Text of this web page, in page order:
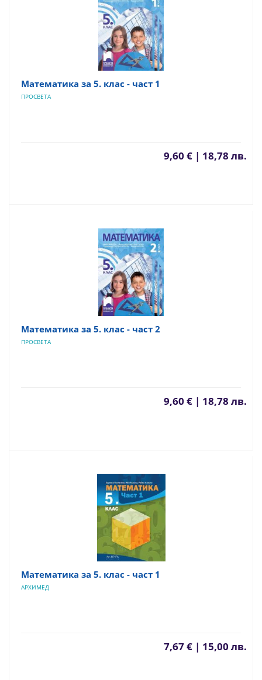
Математика за 5. клас - част 1
ПРОСВЕТА
9,60 € | 18,78 лв.
Математика за 5. клас - част 2
ПРОСВЕТА
9,60 € | 18,78 лв.
Математика за 5. клас - част 1
АРХИМЕД
7,67 € | 15,00 лв.